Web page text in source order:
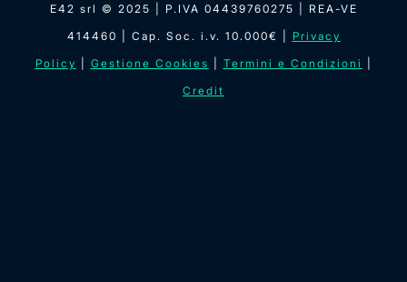
E42 srl © 2025 | P.IVA 04439760275 | REA-VE
414460 | Cap. Soc. i.v. 10.000€ | Privacy
Policy
Gestione Cookies Termini e Condizioni
Credit